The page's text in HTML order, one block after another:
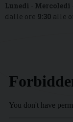
Lunedì - Mercoledì
dalle ore 9:30 alle